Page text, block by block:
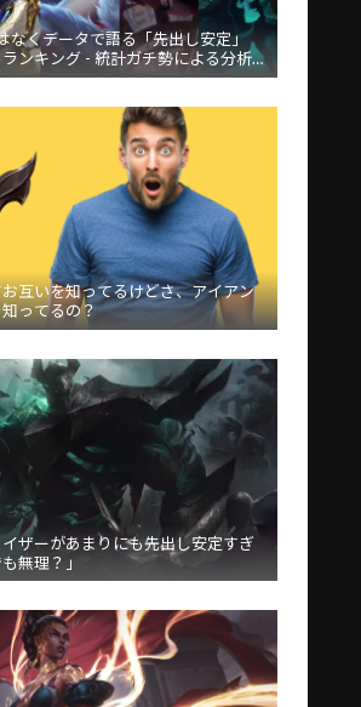
なくデータで語る「先出し安定」
ランキング - 統計ガチ勢による分析が
互いを知ってるけどさ、アイアン
ってるの？
ザーがあまりにも先出し安定すぎ
無理？」